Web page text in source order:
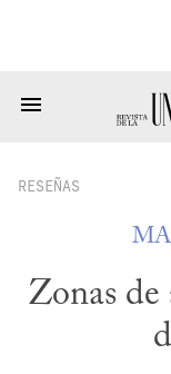
RESEÑAS
Zonas